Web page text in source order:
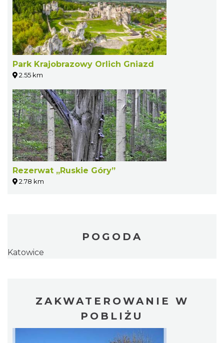
Park Krajobrazowy Orlich Gniazd
2.55 km
Rezerwat „Ruskie Góry”
2.78 km
POGODA
Katowice
ZAKWATEROWANIE W
POBLIŻU